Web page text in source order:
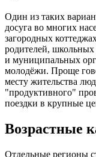
Один из таких
досуга во многих
загородных
родителей,
и муниципальных
молодёжи. Проще
месту жительства
"продуктивного"
поездки в крупные
Возрастные
Отдельные регионы